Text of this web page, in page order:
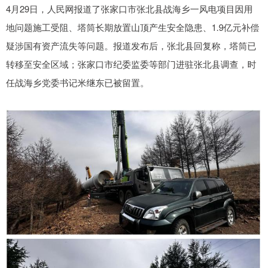
4月29日，人民网报道了张家口市张北县战海乡一风电项目因用
地问题施工受阻、塔筒长期放置山顶产生安全隐患、1.9亿元补偿
疑涉国有资产流失等问题。报道发布后，张北县回复称，塔筒已
转移至安全区域；张家口市纪委监委等部门进驻张北县调查，时
任战海乡党委书记米继东已被留置。